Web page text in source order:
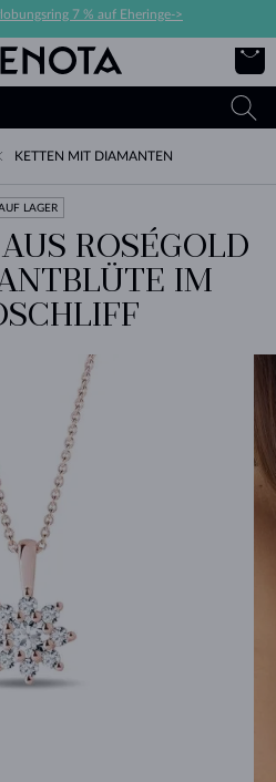
7 % auf Eheringe->
KETTEN MIT DIAMANTEN
LAGER
ROSÉGOLD
IM